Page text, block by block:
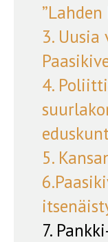
”Lahden
3.
4.
5.
7.